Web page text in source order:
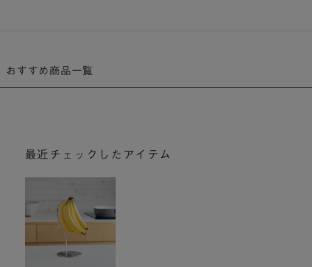
おすすめ商品一覧
最近チェックしたアイテム